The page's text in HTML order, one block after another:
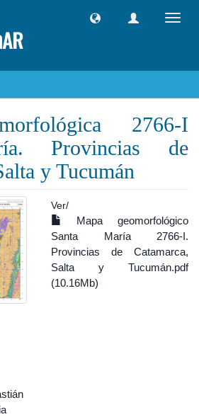
2766-I
Provincias de
y Tucumán
Ver/
Mapa geomorfológico
Santa María 2766-I.
Provincias de Catamarca,
Salta y Tucumán.pdf
(10.16Mb)